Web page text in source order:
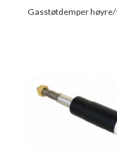
Gasstøtdemper høyre/